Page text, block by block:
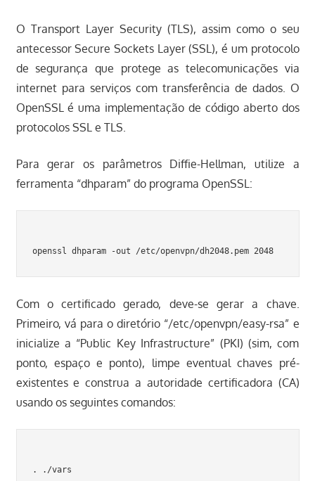
O Transport Layer Security (TLS), assim como o seu
antecessor Secure Sockets Layer (SSL), é um protocolo
de segurança que protege as telecomunicações via
internet para serviços com transferência de dados. O
OpenSSL é uma implementação de código aberto dos
protocolos SSL e TLS.
Para gerar os parâmetros Diffie-Hellman, utilize a
ferramenta “dhparam” do programa OpenSSL:
Com o certificado gerado, deve-se gerar a chave.
Primeiro, vá para o diretório “/etc/openvpn/easy-rsa” e
inicialize a “Public Key Infrastructure” (PKI) (sim, com
ponto, espaço e ponto), limpe eventual chaves pré-
existentes e construa a autoridade certificadora (CA)
usando os seguintes comandos:
. ./vars